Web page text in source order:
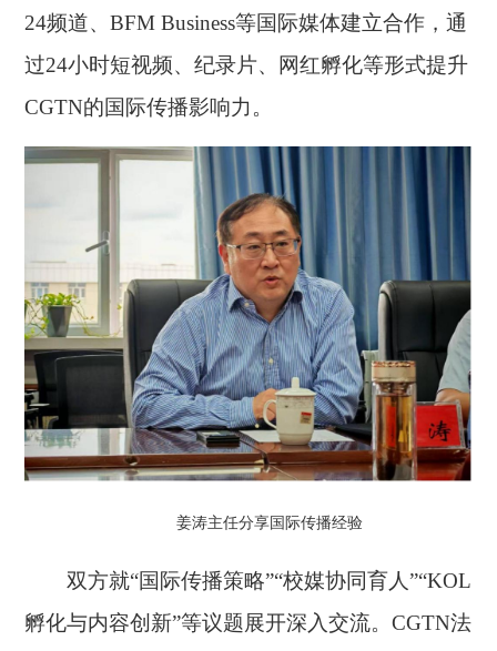
24频道、BFM Business等国际媒体建立合作，通
过24小时短视频、纪录片、网红孵化等形式提升
CGTN的国际传播影响力。
姜涛主任分享国际传播经验
双方就“国际传播策略”“校媒协同育人”“KOL
孵化与内容创新”等议题展开深入交流。CGTN法